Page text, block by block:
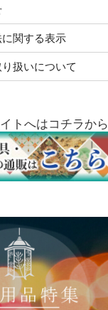
関する表示
扱いについて
トへはコチラから